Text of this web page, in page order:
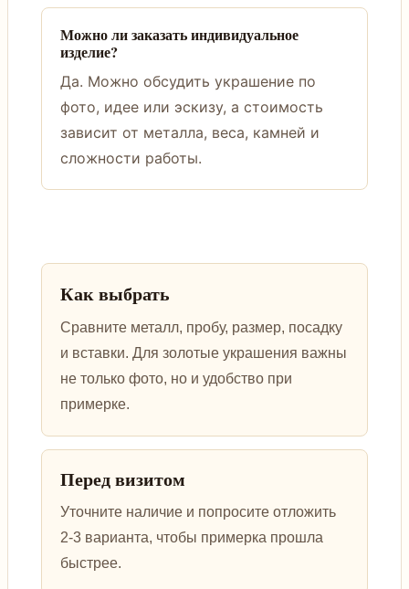
Можно ли заказать индивидуальное
изделие?
Да. Можно обсудить украшение по
фото, идее или эскизу, а стоимость
зависит от металла, веса, камней и
сложности работы.
Как выбрать
Сравните металл, пробу, размер, посадку
и вставки. Для золотые украшения важны
не только фото, но и удобство при
примерке.
Перед визитом
Уточните наличие и попросите отложить
2-3 варианта, чтобы примерка прошла
быстрее.